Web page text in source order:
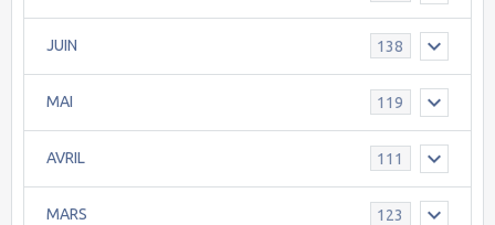
JUIN 138
MAI 119
AVRIL 111
MARS 123